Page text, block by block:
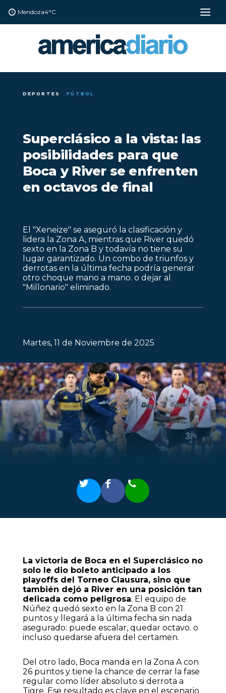
Mendoza4°C
DEPORTES FÚTBOL
Superclásico a la vista: las
posibilidades para que
Boca y River se enfrenten
en octavos de final
El "Xeneize" se aseguró la clasificación y
lidera la Zona A, mientras que River quedó
sexto en la Zona B y todavía no tiene su
lugar garantizado. Un combo de triunfos y
derrotas en la última fecha podría generar
otro choque mano a mano. o dejar al
"Millonario" eliminado.
Martes, 11 de Noviembre de 2025
La victoria de Boca en el Superclásico no
solo le dio boleto anticipado a los
playoffs del Torneo Clausura, sino que
también dejó a River en una posición tan
delicada como peligrosa. El equipo de
Núñez quedó sexto en la Zona B con 21
puntos y llegará a la última fecha sin nada
asegurado: puede escalar, quedar octavo. o
incluso quedarse afuera del certamen.
Del otro lado, Boca manda en la Zona A con
26 puntos y tiene la chance de cerrar la fase
regular como líder absoluto si derrota a
Tigre. Ese resultado es clave en el escenario